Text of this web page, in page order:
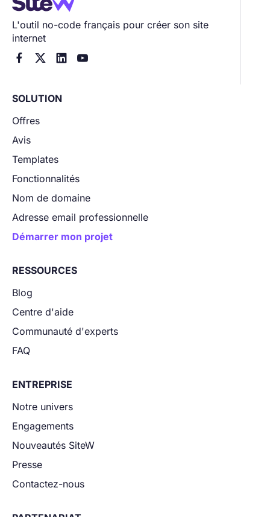
L'outil no-code français pour créer son site
internet
   
SOLUTION
Offres
Avis
Templates
Fonctionnalités
Nom de domaine
Adresse email professionnelle
Démarrer mon projet
RESSOURCES
Blog
Centre d'aide
Communauté d'experts
FAQ
ENTREPRISE
Notre univers
Engagements
Nouveautés SiteW
Presse
Contactez-nous